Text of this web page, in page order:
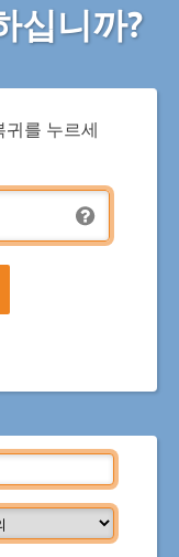
십니까?
를 누르세